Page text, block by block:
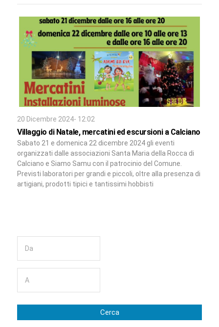
20 Dicembre 2024- 12:02
Villaggio di Natale, mercatini ed escursioni a Calciano
Sabato 21 e domenica 22 dicembre 2024 gli eventi
organizzati dalle associazioni Santa Maria della Rocca di
Calciano e Siamo Samu con il patrocinio del Comune.
Previsti laboratori per grandi e piccoli, oltre alla presenza di
artigiani, prodotti tipici e tantissimi hobbisti
Cerca